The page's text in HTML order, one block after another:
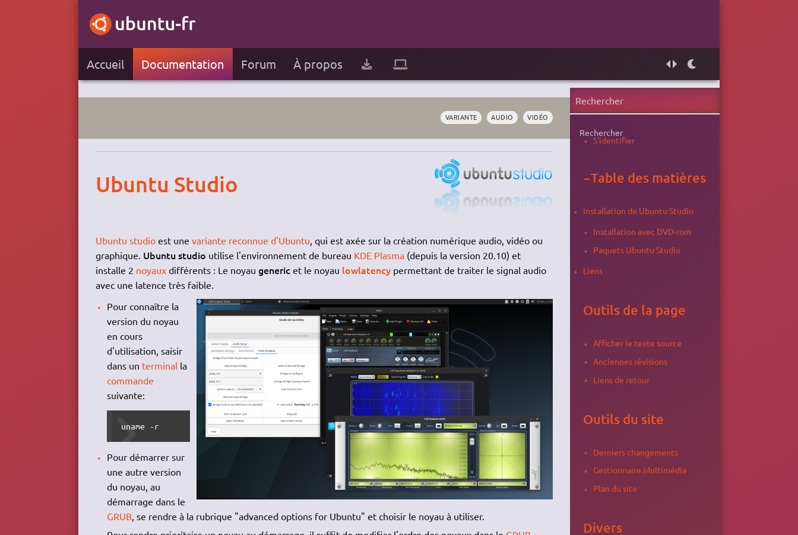
Accueil Documentation Forum À propos
VARIANTE AUDIO VIDÉO
Ubuntu Studio
Ubuntu studioest une variante reconnue d'Ubuntu , qui est axée sur la création numérique audio, vidéo ou
graphique. Ubuntu studio utilise l'environnement de bureau KDE Plasma(depuis la version 20.10) et
installe 2 noyauxdifférents : Le noyau generic et le noyau lowlatencypermettant de traiter le signal audio
avec une latence très faible.
Pour connaître la
version du noyau
en cours
d'utilisation, saisir
dans un terminal la
commande
suivante:
uname -r
Pour démarrer sur
une autre version
du noyau, au
démarrage dans le
GRUB, se rendre à la rubrique "advanced options for Ubuntu" et choisir le noyau à utiliser.
Rechercher
S'identifier
−Table des matières
Installation de Ubuntu Studio
Installation avec DVD-rom
Paquets Ubuntu Studio
Liens
Outils de la page
Afficher le texte source
Anciennes révisions
Liens de retour
Outils du site
Derniers changements
Gestionnaire Multimédia
Plan du site
Divers